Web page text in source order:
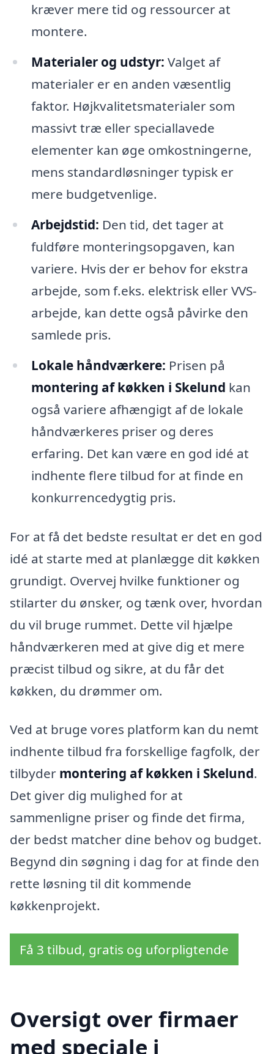
kræver mere tid og ressourcer at
montere.
Materialer og udstyr: Valget af
materialer er en anden væsentlig
faktor. Højkvalitetsmaterialer som
massivt træ eller speciallavede
elementer kan øge omkostningerne,
mens standardløsninger typisk er
mere budgetvenlige.
Arbejdstid: Den tid, det tager at
fuldføre monteringsopgaven, kan
variere. Hvis der er behov for ekstra
arbejde, som f.eks. elektrisk eller VVS-
arbejde, kan dette også påvirke den
samlede pris.
Lokale håndværkere: Prisen på
montering af køkken i Skelund kan
også variere afhængigt af de lokale
håndværkeres priser og deres
erfaring. Det kan være en god idé at
indhente flere tilbud for at finde en
konkurrencedygtig pris.
For at få det bedste resultat er det en god
idé at starte med at planlægge dit køkken
grundigt. Overvej hvilke funktioner og
stilarter du ønsker, og tænk over, hvordan
du vil bruge rummet. Dette vil hjælpe
håndværkeren med at give dig et mere
præcist tilbud og sikre, at du får det
køkken, du drømmer om.
Ved at bruge vores platform kan du nemt
indhente tilbud fra forskellige fagfolk, der
tilbyder montering af køkken i Skelund.
Det giver dig mulighed for at
sammenligne priser og finde det firma,
der bedst matcher dine behov og budget.
Begynd din søgning i dag for at finde den
rette løsning til dit kommende
køkkenprojekt.
Få 3 tilbud, gratis og uforpligtende
Oversigt over firmaer
med speciale i